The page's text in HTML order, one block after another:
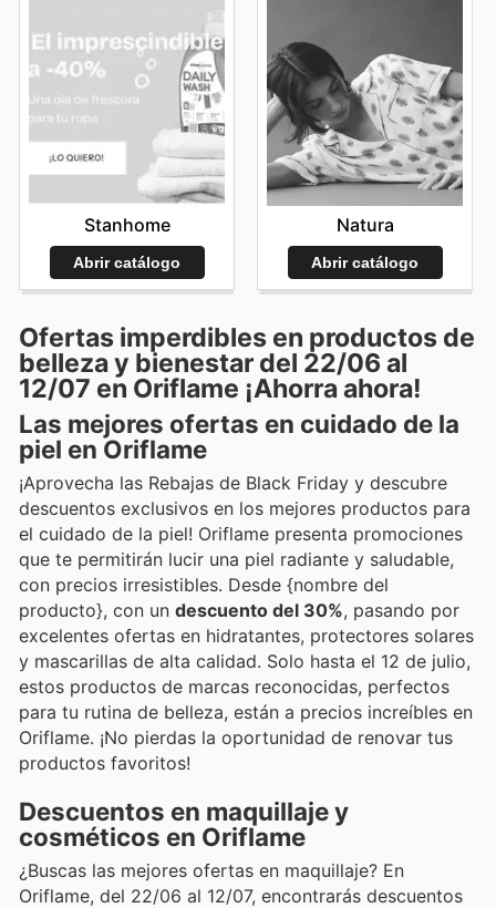
Stanhome
Abrir catálogo
Natura
Abrir catálogo
Ofertas imperdibles en productos de
belleza y bienestar del 22/06 al
12/07 en Oriflame ¡Ahorra ahora!
Las mejores ofertas en cuidado de la
piel en Oriflame
¡Aprovecha las Rebajas de Black Friday y descubre
descuentos exclusivos en los mejores productos para
el cuidado de la piel! Oriflame presenta promociones
que te permitirán lucir una piel radiante y saludable,
con precios irresistibles. Desde {nombre del
producto}, con un descuento del 30%, pasando por
excelentes ofertas en hidratantes, protectores solares
y mascarillas de alta calidad. Solo hasta el 12 de julio,
estos productos de marcas reconocidas, perfectos
para tu rutina de belleza, están a precios increíbles en
Oriflame. ¡No pierdas la oportunidad de renovar tus
productos favoritos!
Descuentos en maquillaje y
cosméticos en Oriflame
¿Buscas las mejores ofertas en maquillaje? En
Oriflame, del 22/06 al 12/07, encontrarás descuentos